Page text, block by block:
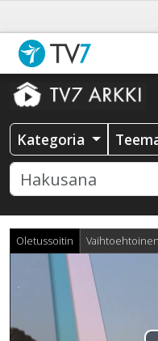
Kategoria
Oletussoitin